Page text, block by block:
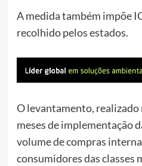
A medida também impõe
recolhido pelos estados.
O levantamento,
meses de implementação
volume de compras
consumidores das classes